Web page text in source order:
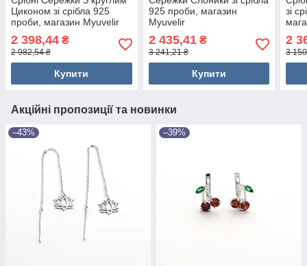
Циконом зі срібла 925
проби, магазин Myuvelir
2 398,44 ₴
2 982,54 ₴
Купити
925 проби, магазин
Myuvelir
2 435,41₴
3 241,21 ₴
Купити
зі
2
3
Акційні пропозиції та новинки
–43% –39%